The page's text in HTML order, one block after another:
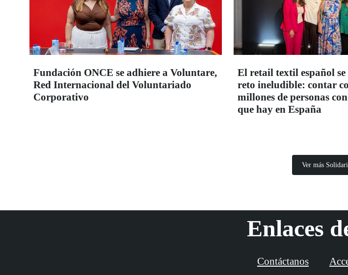
Fundación ONCE se adhiere a Voluntare,
Red Internacional del Voluntariado
Corporativo
El retail textil español
reto ineludible: contar
millones de personas
que hay en España
Ver más
Enlaces
Contáctanos